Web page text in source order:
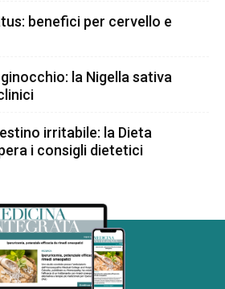
benefici per cervello e
la Nigella sativa
irritabile: la Dieta
i consigli dietetici